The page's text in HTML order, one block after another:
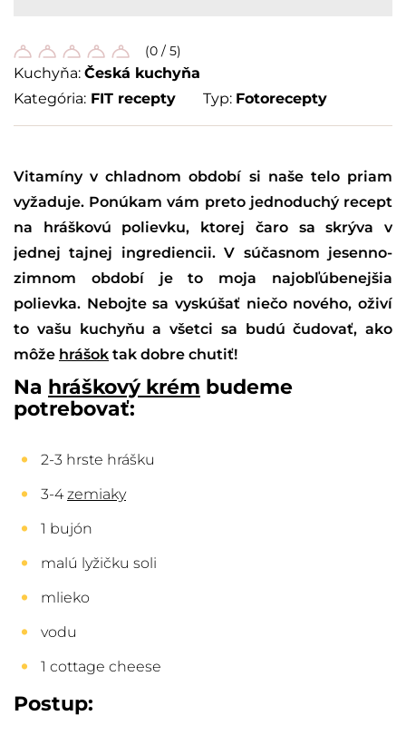
(0 / 5)
Kuchyňa: Česká kuchyňa
Kategória: FIT recepty Typ: Fotorecepty
Vitamíny v chladnom období si naše telo priam
vyžaduje. Ponúkam vám preto jednoduchý recept
na hráškovú polievku, ktorej čaro sa skrýva v
jednej tajnej ingrediencii. V súčasnom jesenno-
zimnom období je to moja najobľúbenejšia
polievka. Nebojte sa vyskúšať niečo nového, oživí
to vašu kuchyňu a všetci sa budú čudovať, ako
môže hrášok tak dobre chutiť!
Na hráškový krém budeme
potrebovať:
2-3 hrste hrášku
3-4zemiaky
1 bujón
malú lyžičku soli
mlieko
vodu
1 cottage cheese
Postup: